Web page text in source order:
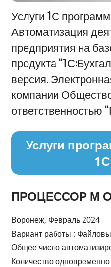
Информация
Услуги 1С
Автоматизация
предприятия на
продукта
версия.
компании
Услуги
1С
ПРОЦЕССОР М
Воронеж, Февраль 2024
Вариант работы :
Общее число
Количество